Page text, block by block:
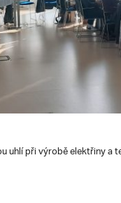
uhlí při výrobě elektřiny a